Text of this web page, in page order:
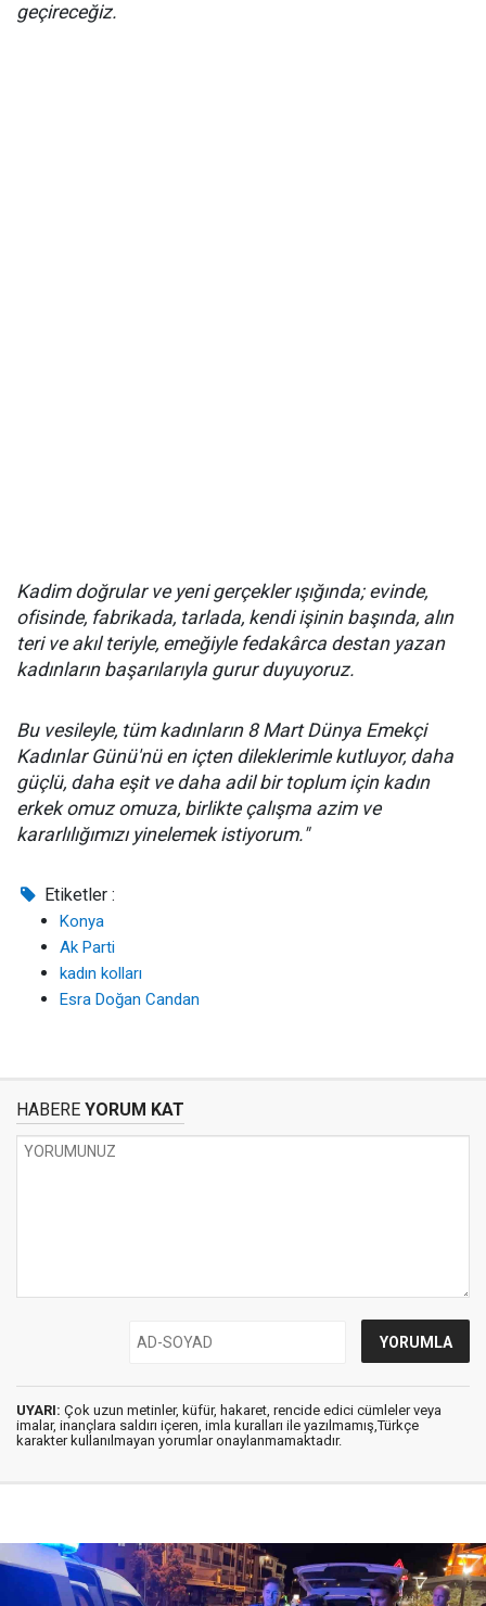
geçireceğiz.
Kadim doğrular ve yeni gerçekler ışığında; evinde,
ofisinde, fabrikada, tarlada, kendi işinin başında, alın
teri ve akıl teriyle, emeğiyle fedakârca destan yazan
kadınların başarılarıyla gurur duyuyoruz.
Bu vesileyle, tüm kadınların 8 Mart Dünya Emekçi
Kadınlar Günü'nü en içten dileklerimle kutluyor, daha
güçlü, daha eşit ve daha adil bir toplum için kadın
erkek omuz omuza, birlikte çalışma azim ve
kararlılığımızı yinelemek istiyorum."
Etiketler :
Konya
Ak Parti
kadın kolları
Esra Doğan Candan
HABERE YORUM KAT
UYARI: Çok uzun metinler, küfür, hakaret, rencide edici cümleler veya
imalar, inançlara saldırı içeren, imla kuralları ile yazılmamış,Türkçe
karakter kullanılmayan yorumlar onaylanmamaktadır.